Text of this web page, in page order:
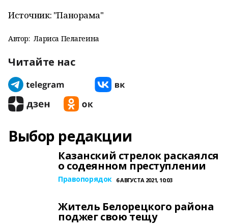
Источник: "Панорама"
Автор: Лариса Пелагеина
Читайте нас
Выбор редакции
Казанский стрелок раскаялся
о содеянном преступлении
Правопорядок 6 АВГУСТА 2021, 10:03
Житель Белорецкого района
поджег свою тещу